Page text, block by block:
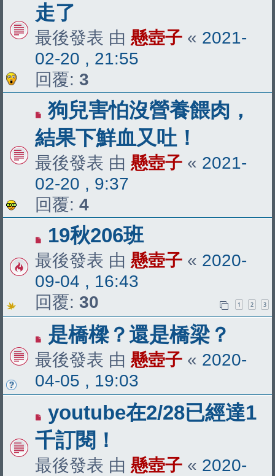
走了
最後發表 由 懸壺子 « 2021-
02-20 , 21:55
回覆: 3
狗兒害怕沒營養餵肉，
結果下鮮血又吐！
最後發表 由 懸壺子 « 2021-
02-20 , 9:37
回覆: 4
19秋206班
最後發表 由 懸壺子 « 2020-
09-04 , 16:43
回覆: 30 1 2 3
是橋樑？還是橋梁？
最後發表 由 懸壺子 « 2020-
04-05 , 19:03
youtube在2/28已經達1
千訂閱！
最後發表 由 懸壺子 « 2020-